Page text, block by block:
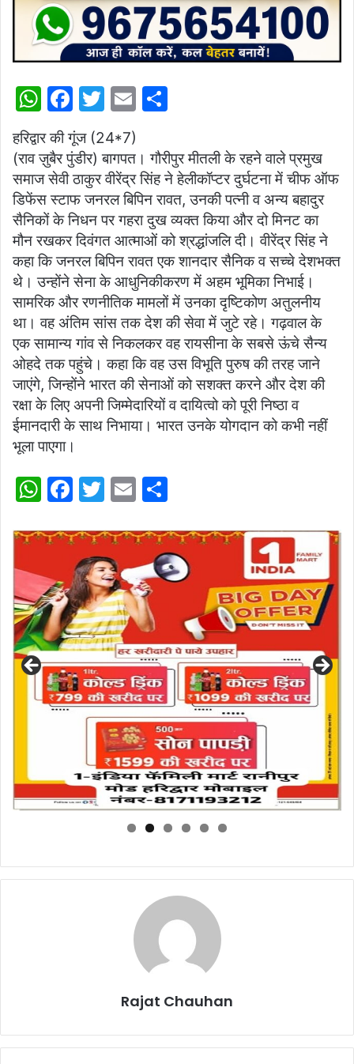
W
at
s
A
p
p
F
a
c
e
b
o
o
k
T
itt
er
E
ai
l
ar
e
हरिद्वार की गूंज (24*7)
(राव ज़ुबैर पुंडीर) बागपत। गौरीपुर मीतली के रहने वाले प्रमुख
समाज सेवी ठाकुर वीरेंद्र सिंह ने हेलीकॉप्टर दुर्घटना में चीफ ऑफ
डिफेंस स्टाफ जनरल बिपिन रावत, उनकी पत्नी व अन्य बहादुर
सैनिकों के निधन पर गहरा दुख व्यक्त किया और दो मिनट का
मौन रखकर दिवंगत आत्माओं को श्रद्धांजलि दी। वीरेंद्र सिंह ने
कहा कि जनरल बिपिन रावत एक शानदार सैनिक व सच्चे देशभक्त
थे। उन्होंने सेना के आधुनिकीकरण में अहम भूमिका निभाई।
सामरिक और रणनीतिक मामलों में उनका दृष्टिकोण अतुलनीय
था। वह अंतिम सांस तक देश की सेवा में जुटे रहे। गढ़वाल के
एक सामान्य गांव से निकलकर वह रायसीना के सबसे ऊंचे सैन्य
ओहदे तक पहुंचे। कहा कि वह उस विभूति पुरुष की तरह जाने
जाएंगे, जिन्होंने भारत की सेनाओं को सशक्त करने और देश की
रक्षा के लिए अपनी जिम्मेदारियों व दायित्वो को पूरी निष्ठा व
ईमानदारी के साथ निभाया। भारत उनके योगदान को कभी नहीं
भूला पाएगा।
W
at
A
p
p
F
c
e
b
o
o
k
T
itt
er
E
ai
l
ar
e
Rajat Chauhan